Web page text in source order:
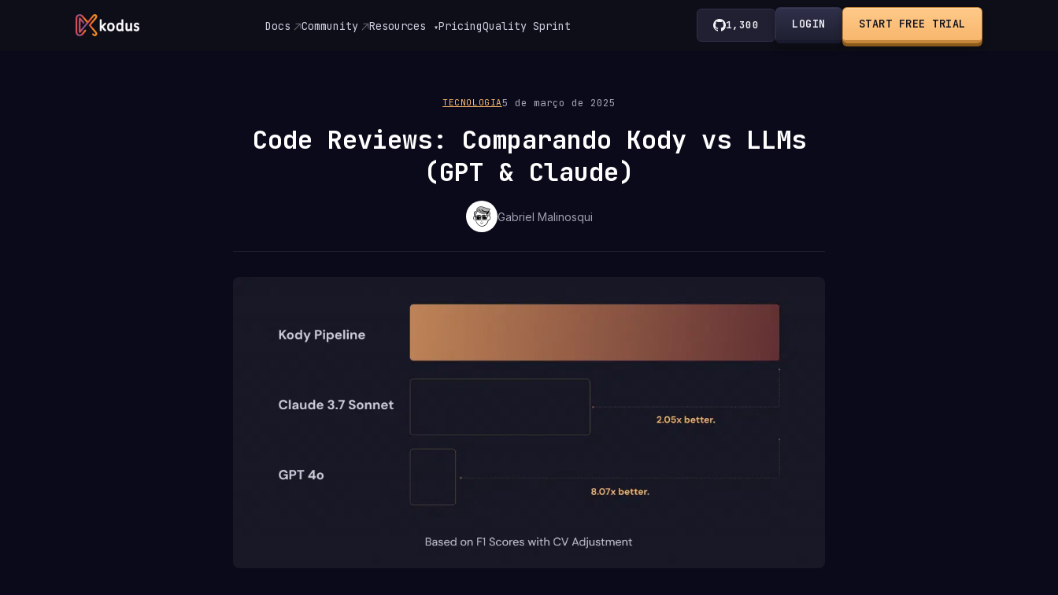
Docs Community Resources ▾PricingQuality Sprint 1,300 LOGIN START FREE TRIAL
TECNOLOGIA5 de março de 2025
Code Reviews: Comparando Kody vs LLMs
(GPT & Claude)
Gabriel Malinosqui